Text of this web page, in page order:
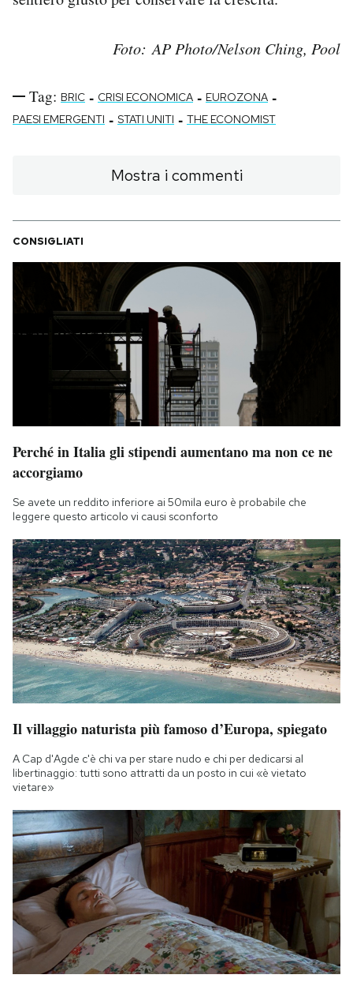
Foto: AP Photo/Nelson Ching, Pool
Tag: BRIC - CRISI ECONOMICA - EUROZONA -
PAESI EMERGENTI - STATI UNITI - THE ECONOMIST
Mostra i commenti
CONSIGLIATI
Perché in Italia gli stipendi aumentano ma non ce ne
accorgiamo
Se avete un reddito inferiore ai 50mila euro è probabile che
leggere questo articolo vi causi sconforto
Il villaggio naturista più famoso d’Europa, spiegato
A Cap d'Agde c'è chi va per stare nudo e chi per dedicarsi al
libertinaggio: tutti sono attratti da un posto in cui «è vietato
vietare»